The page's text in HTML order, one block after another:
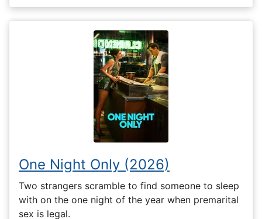
One Night Only (2026)
Two strangers scramble to find someone to sleep
with on the one night of the year when premarital
sex is legal.